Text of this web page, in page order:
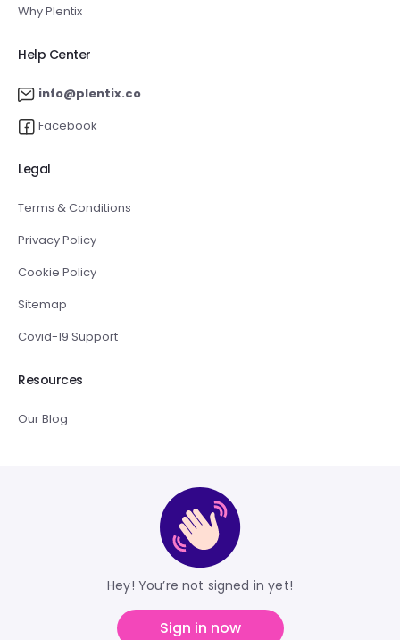
Why Plentix
Help Center
info@plentix.co
Facebook
Legal
Terms & Conditions
Privacy Policy
Cookie Policy
Sitemap
Covid-19 Support
Resources
Our Blog
Hey! You’re not signed in yet!
Sign in now